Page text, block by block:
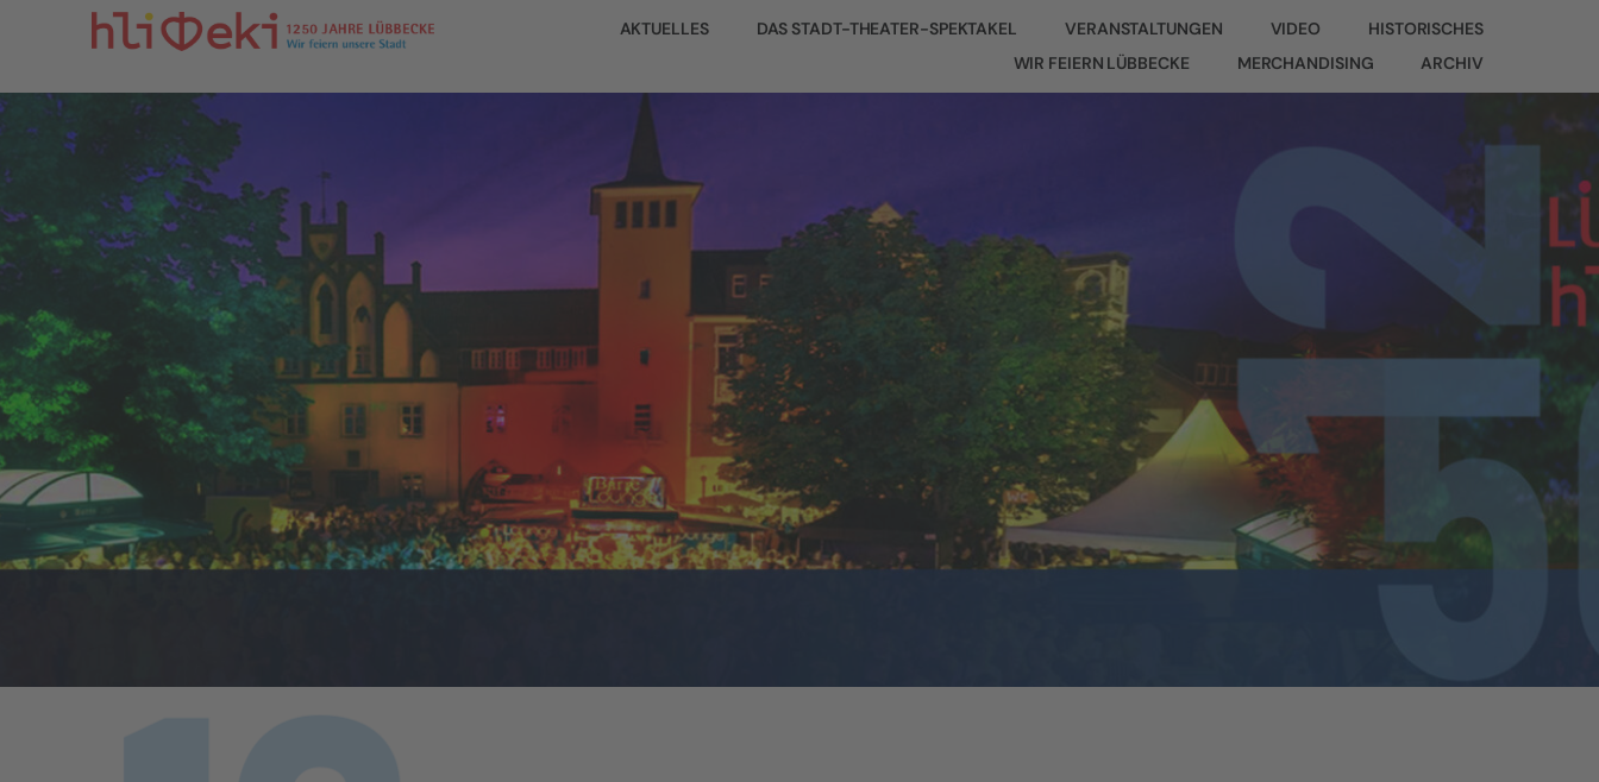
AKTUELLES DAS STADT-THEATER-SPEKTAKEL VERANSTALTUNGEN VIDEO
HISTORISCHES
WIR FEIERN LÜBBECKE
MERCHANDISING ARCHIV